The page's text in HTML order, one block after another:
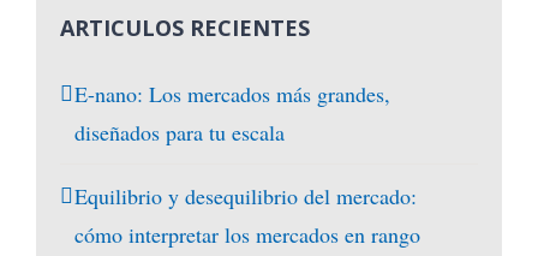
ARTICULOS RECIENTES
E-nano: Los mercados más grandes,
diseñados para tu escala
Equilibrio y desequilibrio del mercado:
cómo interpretar los mercados en rango